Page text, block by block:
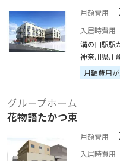
月額費用
入居時費用
溝の口駅駅
神奈川県川
月額費用
グループホーム
花物語たかつ東
月額費用
入居時費用